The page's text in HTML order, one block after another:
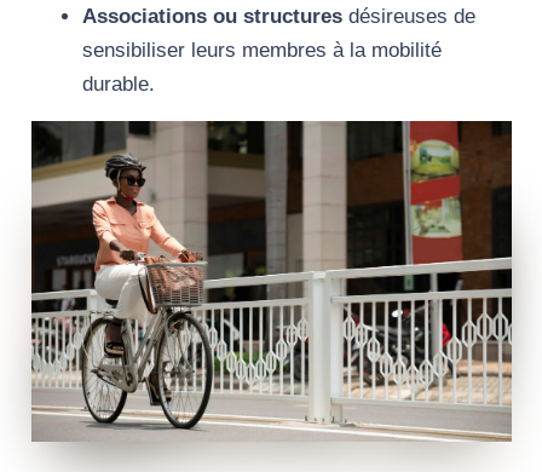
Associations ou structures désireuses de
sensibiliser leurs membres à la mobilité
durable.